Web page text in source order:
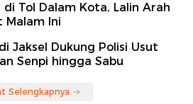
di Tol Dalam Kota, Lalin Arah
Malam Ini
Jaksel Dukung Polisi Usut
Senpi hingga Sabu
Selengkapnya